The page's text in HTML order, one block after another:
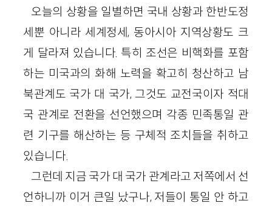
오늘의 상황을 일별하면 국내 상황과 한반도정
세뿐 아니라 세계정세, 동아시아 지역상황도 크
게 달라져 있습니다. 특히 조선은 비핵화를 포함
하는 미국과의 화해 노력을 확고히 청산하고 남
북관계도 국가 대 국가, 그것도 교전국이자 적대
국 관계로 전환을 선언했으며 각종 민족통일 관
련 기구를 해산하는 등 구체적 조치들을 취하고
있습니다.
그런데 지금 국가 대 국가 관계라고 저쪽에서 선
언하니까 이거 큰일 났구나, 저들이 통일 안 하고